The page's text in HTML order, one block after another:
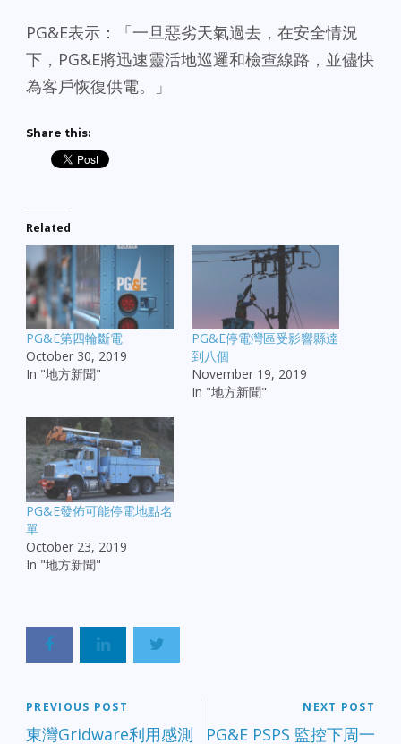
PG&E表示：「一旦惡劣天氣過去，在安全情況
下，PG&E將迅速靈活地巡邏和檢查線路，並儘快
為客戶恢復供電。」
Share this:
Related
PG&E第四輪斷電
October 30, 2019
In "地方新聞"
PG&E停電灣區受影響縣達
到八個
November 19, 2019
In "地方新聞"
PG&E發佈可能停電地點名
單
October 23, 2019
In "地方新聞"
PREVIOUS POST
東灣Gridware利用感測
NEXT POST
PG&E PSPS 監控下周一